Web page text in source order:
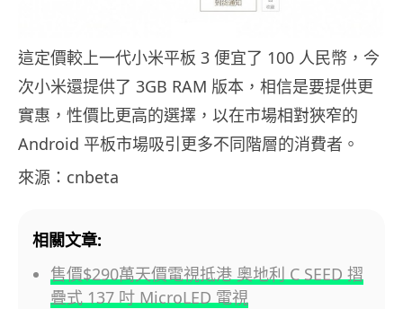
這定價較上一代小米平板 3 便宜了 100 人民幣，今
次小米還提供了 3GB RAM 版本，相信是要提供更
實惠，性價比更高的選擇，以在市場相對狹窄的
Android 平板市場吸引更多不同階層的消費者。
來源：cnbeta
相關文章:
售價$290萬天價電視抵港 奧地利 C SEED 摺
疊式 137 吋 MicroLED 電視